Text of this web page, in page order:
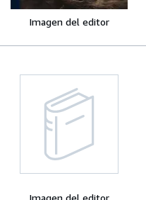
Imagen del editor
Imagen del editor